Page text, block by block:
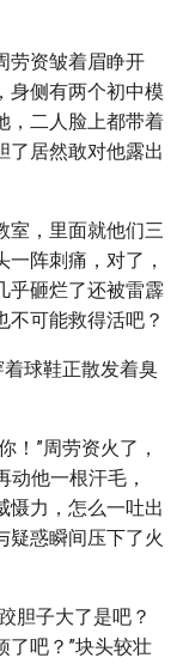
劳资皱着眉睁开
身侧有两个初中模
，二人脸上都带着
了居然敢对他露出
室，里面就他们三
阵刺痛，对了，
乎砸烂了还被雷霹
不可能救得活吧？
着球鞋正散发着臭
！”周劳资火了，
动他一根汗毛，
慑力，怎么一吐出
疑惑瞬间压下了火
胆子大了是吧？
了吧？”块头较壮